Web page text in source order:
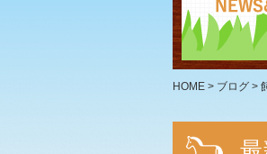
HOME > ブログ >